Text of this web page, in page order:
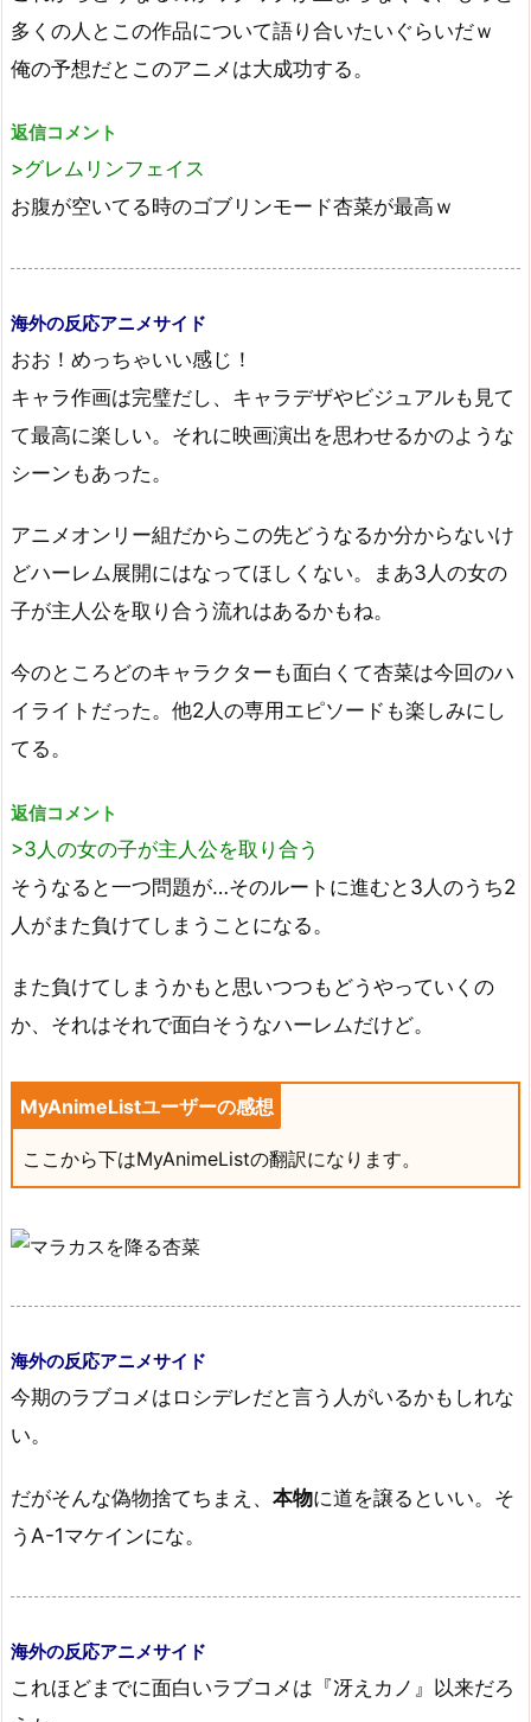
多くの人とこの作品について語り合いたいぐらいだｗ
俺の予想だとこのアニメは大成功する。
返信コメント
>グレムリンフェイス
お腹が空いてる時のゴブリンモード杏菜が最高ｗ
海外の反応アニメサイド
おお！めっちゃいい感じ！
キャラ作画は完璧だし、キャラデザやビジュアルも見て
て最高に楽しい。それに映画演出を思わせるかのような
シーンもあった。
アニメオンリー組だからこの先どうなるか分からないけ
どハーレム展開にはなってほしくない。まあ3人の女の
子が主人公を取り合う流れはあるかもね。
今のところどのキャラクターも面白くて杏菜は今回のハ
イライトだった。他2人の専用エピソードも楽しみにし
てる。
返信コメント
>3人の女の子が主人公を取り合う
そうなると一つ問題が…そのルートに進むと3人のうち2
人がまた負けてしまうことになる。
また負けてしまうかもと思いつつもどうやっていくの
か、それはそれで面白そうなハーレムだけど。
MyAnimeListユーザーの感想
ここから下はMyAnimeListの翻訳になります。
海外の反応アニメサイド
今期のラブコメはロシデレだと言う人がいるかもしれな
い。
だがそんな偽物捨てちまえ、 本物に道を譲るといい。そ
うA-1マケインにな。
海外の反応アニメサイド
これほどまでに面白いラブコメは『冴えカノ』以来だろ